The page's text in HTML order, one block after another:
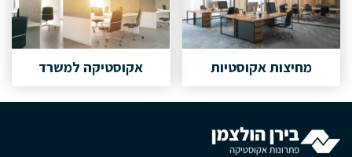
מחיצות אקוסטיות אקוסטיקה למשרד